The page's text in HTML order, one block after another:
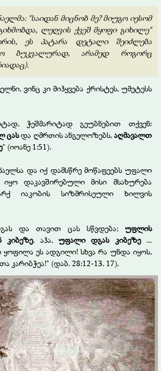
"საიდან მიცნობ მე? მიუგო იესომ
ლეღვის ქვეშ მყოფი გიხილე"
ეს პატარა დეტალი შეიძლება
ბუკვალურად, არამედ როგორც
ვინც კი მიჰყვება ქრისტეს, უმეტესს
ჭეშმარიტად გეუბნებით თქვენ:
ცასდა ღმრთის ანგელოზებს,აღმავალთ
" (იოანე 1:51).
და იქ დამსწრე მოწაფეებს უფალი
დაკავშირებული მისი მსახურება
იაკობის სიზმრისეული ხილვის
და თავით ცას სწვდება; უფლის
კიბეზე. აჰა, უფალი დგას კიბეზე...
ყოფილა ეს ადგილი! სხვა რა უნდა იყოს,
კარიბჭეა!" (დაბ. 28:12-13, 17).